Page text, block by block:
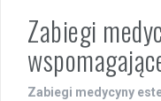
Zabiegi
Zabiegi medycyny